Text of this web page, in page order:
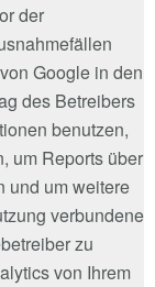
der
Google in den
des Betreibers
benutzen,
um Reports über
und um weitere
verbundene
zu
von Ihrem